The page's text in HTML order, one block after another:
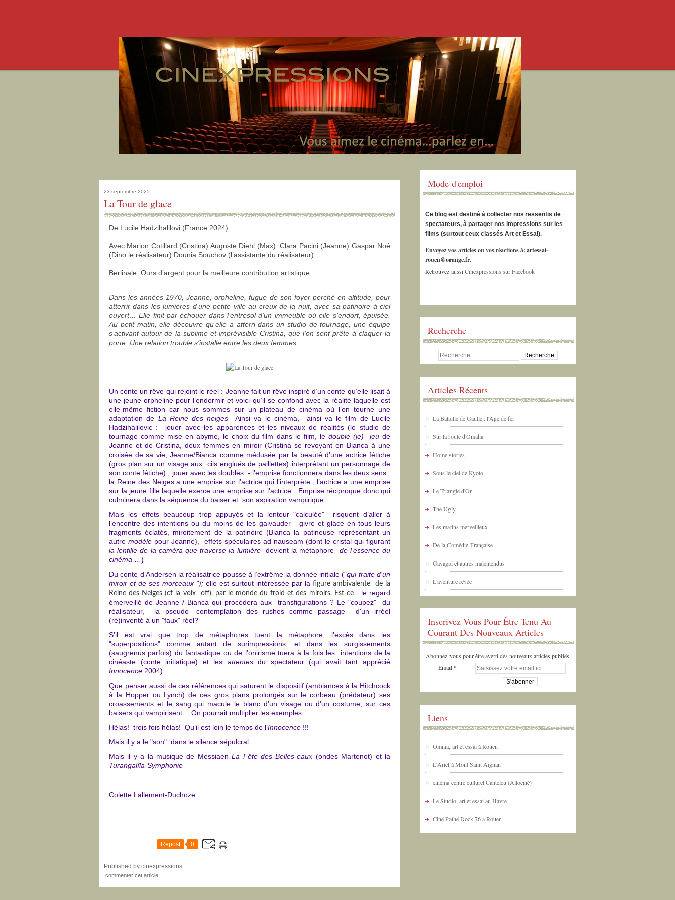
23 septembre 2025
La Tour de glace
De Lucile Hadzihalilovi (France 2024)
Avec Marion Cotillard (Cristina) Auguste Diehl (Max) Clara Pacini (Jeanne) Gaspar Noé
(Dino le réalisateur) Dounia Souchov (l’assistante du réalisateur)
Berlinale Ours d’argent pour la meilleure contribution artistique
Dans les années 1970, Jeanne, orpheline, fugue de son foyer perché en altitude, pour
atterrir dans les lumières d’une petite ville au creux de la nuit, avec sa patinoire à ciel
ouvert… Elle finit par échouer dans l’entresol d’un immeuble où elle s’endort, épuisée.
Au petit matin, elle découvre qu’elle a atterri dans un studio de tournage, une équipe
s’activant autour de la sublime et imprévisible Cristina, que l’on sent prête à claquer la
porte. Une relation trouble s’installe entre les deux femmes.
Un conte un rêve qui rejoint le réel : Jeanne fait un rêve inspiré d’un conte qu’elle lisait à
une jeune orpheline pour l’endormir et voici qu’il se confond avec la réalité laquelle est
elle-même fiction car nous sommes sur un plateau de cinéma où l’on tourne une
adaptation de L a Reine des neiges Ainsi va le cinéma, ainsi va le film de Lucile
Hadzihalilovic : jouer avec les apparences et les niveaux de réalités (le studio de
tournage comme mise en abyme, le choix du film dans le film, le double (je) jeude
Jeanne et de Cristina, deux femmes en miroir (Cristina se revoyant en Bianca à une
croisée de sa vie; Jeanne/Bianca comme médusée par la beauté d’une actrice fétiche
(gros plan sur un visage aux cils englués de paillettes) interprétant un personnage de
son conte fétiche) ; jouer avec les doubles - l’emprise fonctionnera dans les deux sens :
la Reine des Neiges a une emprise sur l’actrice qui l’interprète ; l’actrice a une emprise
sur la jeune fille laquelle exerce une emprise sur l’actrice…Emprise réciproque donc qui
culminera dans la séquence du baiser et son aspiration vampirique
Mais les effets beaucoup trop appuyés et la lenteur "calculée" risquent d’aller à
l’encontre des intentions ou du moins de les galvauder -givre et glace en tous leurs
fragments éclatés, miroitement de la patinoire (Bianca la patineuse représentant un
autre modèle pour Jeanne), effets spéculaires ad nauseam (dont le cristal qui figurant
la lentille de la caméra que traverse la lumière
devient la métaphore de l’essence du
cinéma
…)
Du conte d’Andersen la réalisatrice pousse à l’extrême la donnée initiale ("qui traite d'un
miroir et de ses morceaux "); elle est surtout intéressée par la figure ambivalente de la
Reine des Neiges (cf la voix off), par le monde du froid et des miroirs. Est-ce
le regard
émerveillé de Jeanne / Bianca qui procèdera aux transfigurations ? Le "coupez" du
réalisateur, la pseudo- contemplation des rushes comme passage d'un irréel
(ré)inventé à un "faux" réel?
S’il est vrai que trop de métaphores tuent la métaphore, l’excès dans les
"superpositions" comme autant de surimpressions, et dans les surgissements
(saugrenus parfois) du fantastique ou de l’onirisme tuera à la fois les intentions de la
cinéaste (conte initiatique) et les attentesdu spectateur (qui avait tant apprécié
Innocence 2004)
Que penser aussi de ces références qui saturent le dispositif (ambiances à la Hitchcock
à la Hopper ou Lynch) de ces gros plans prolongés sur le corbeau (prédateur) ses
croassements et le sang qui macule le blanc d’un visage ou d’un costume, sur ces
baisers qui vampirisent …On pourrait multiplier les exemples
Hélas! trois fois hélas! Qu’il est loin le temps de l’Innocence !!!
Mais il y a le "son" dans le silence sépulcral
Mais il y a la musique de MessiaenLa Fête des Belles-eaux (ondes Martenot) et la
Turangalîla-Symphonie
Colette Lallement-Duchoze
Repost 0
Published by cinexpressions
commenter cet article
Mode d'emploi
Ce blog est destiné à collecter nos ressentis de
spectateurs, à partager nos impressions sur les
films (surtout ceux classés Art et Essai).
Envoyez vos articles ou vos réactions à: artessai-
rouen@orange.fr.
Retrouvez aussiCinexpressions sur Facebook
Recherche
Articles Récents
La Bataille de Gaulle : l'Age de fer
Sur la route d'Omaha
Home stories
Sous le ciel de Kyoto
Le Triangle d'Or
The Ugly
Les matins merveilleux
De la Comédie-Française
Gavagai et autres malentendus
L'aventure rêvée
Inscrivez Vous Pour Être Tenu Au
Courant Des Nouveaux Articles
Abonnez-vous pour être averti des nouveaux articles publiés.
Email
Liens
Omnia, art et essai à Rouen
L'Ariel à Mont Saint Aignan
cinéma centre culturel Canteleu (Allociné)
Le Studio, art et essai au Havre
Ciné Pathé Dock 76 à Rouen